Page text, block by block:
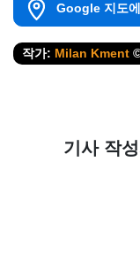
Google 지도에
작가: Milan Kment
기사 작